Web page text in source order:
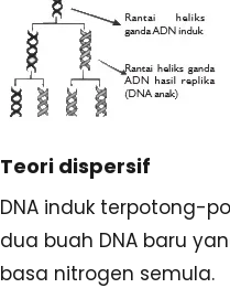
Teori dispersif
DNA induk terpotong-
dua buah DNA baru
basa nitrogen semula.